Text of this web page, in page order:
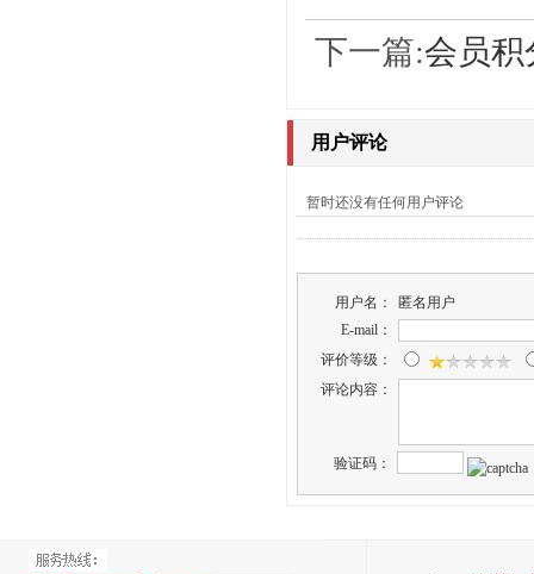
下一篇:会员积
用户评论
暂时还没有任何用户评论
用户名：
匿名用户
E-mail：
评价等级：
评论内容：
验证码：